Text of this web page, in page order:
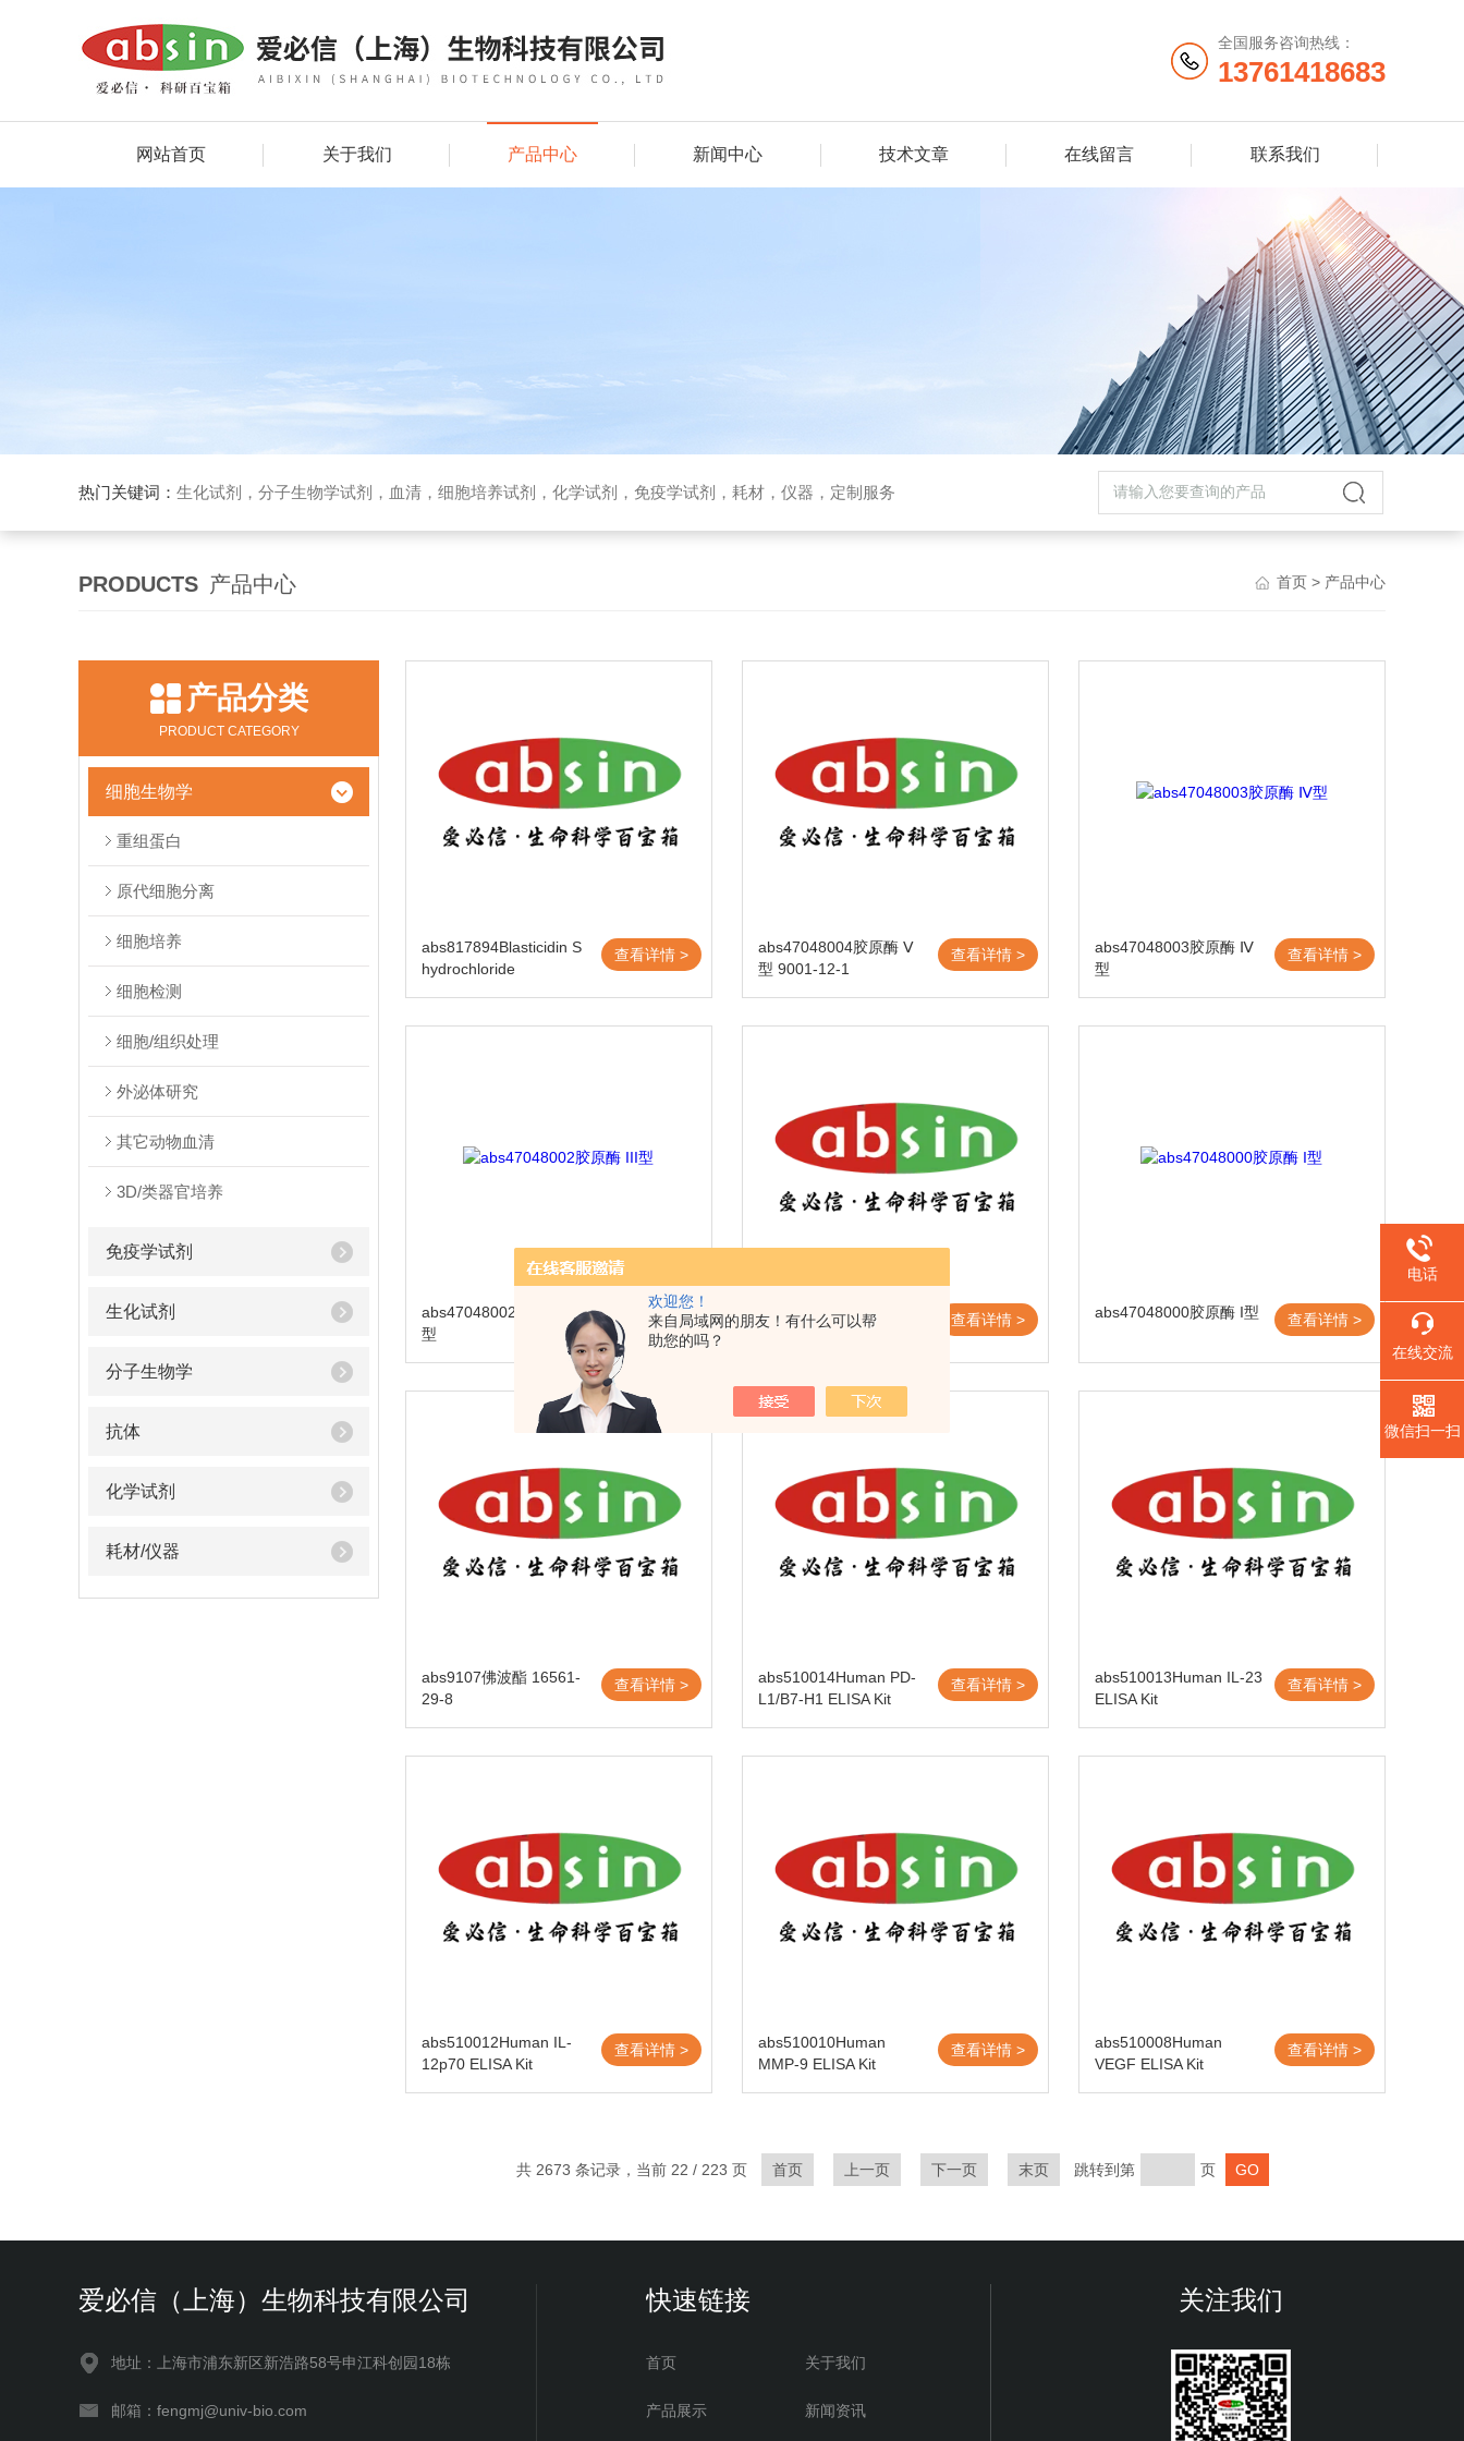
欢迎您！
来自局域网的朋友！有什么可以帮
助您的吗？
全国服务咨询热线：
13761418683
网站首页 关于我们 产品中心 新闻中心 技术文章 在线留言 联系我们
热门关键词： 生化试剂，分子生物学试剂，血清，细胞培养试剂，化学试剂，免疫学试剂，耗材，仪器，定制服务
PRODUCTS 产品中心 首页 > 产品中心
产品分类
PRODUCT CATEGORY
细胞生物学
重组蛋白
原代细胞分离
细胞培养
细胞检测
细胞/组织处理
外泌体研究
其它动物血清
3D/类器官培养
免疫学试剂
生化试剂
分子生物学
抗体
化学试剂
耗材/仪器
abs817894Blasticidin S
hydrochloride
查看详情 >
abs47048004胶原酶 Ⅴ
型 9001-12-1
查看详情 >
abs47048003胶原酶 Ⅳ
型
查看详情 >
abs47048002胶原酶 III
型
查看详情 > abs47048001胶原酶 II型 查看详情 > abs47048000胶原酶 I型 查看详情 >
abs9107佛波酯 16561-
29-8
查看详情 >
abs510014Human PD-
L1/B7-H1 ELISA Kit
查看详情 >
abs510013Human IL-23
ELISA Kit
查看详情 >
abs510012Human IL-
12p70 ELISA Kit
查看详情 >
abs510010Human
MMP-9 ELISA Kit
查看详情 >
abs510008Human
VEGF ELISA Kit
查看详情 >
共 2673 条记录，当前 22 / 223 页 首页 上一页 下一页 末页 跳转到第 页
爱必信（上海）生物科技有限公司
地址：上海市浦东新区新浩路58号申江科创园18栋
邮箱：fengmj@univ-bio.com
快速链接
首页 关于我们
产品展示 新闻资讯
关注我们
电话
在线交流
微信扫一扫